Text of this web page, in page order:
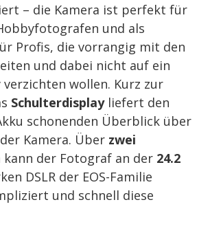
– die Kamera ist perfekt für
und als
Profis, die vorrangig mit den
und dabei nicht auf ein
wollen. Kurz zur
Schulterdisplayliefert den
schonenden Überblick über
Kamera. Über zwei
kann der Fotograf an der 24.2
DSLR der EOS-Familie
und schnell diese